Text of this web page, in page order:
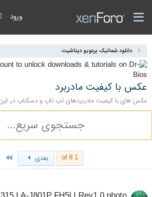
ورود
دانلود شماتیک بردویو دیتاشیت
عکس با کیفیت مادربرد
عکس های با کیفیت مادربردهای لپ تاپ و دسکتاپ در
1 of 8 بعدی